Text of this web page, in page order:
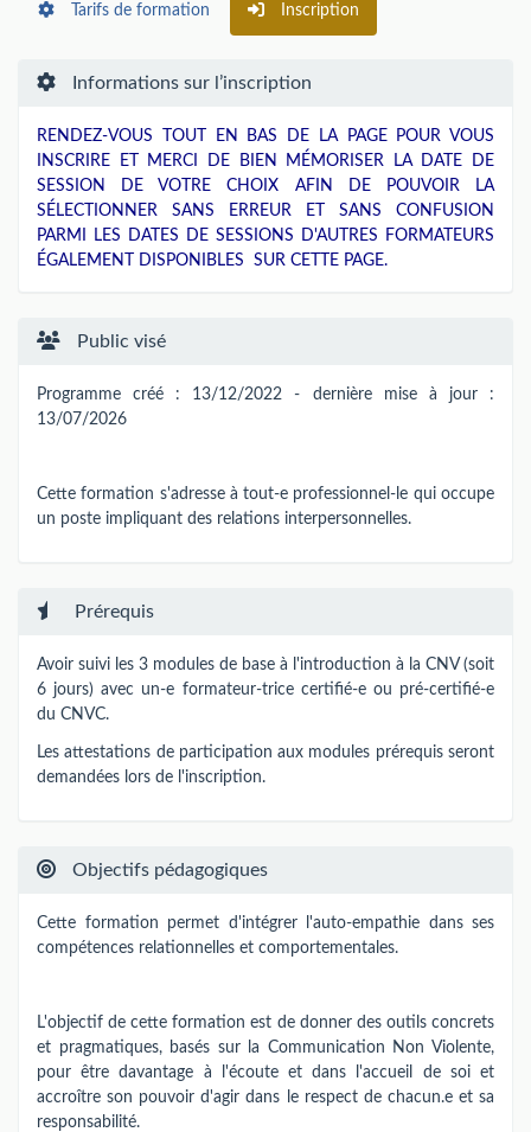
Tarifs de formation Inscription
Informations sur l’inscription
RENDEZ-VOUS TOUT EN BAS DE LA PAGE POUR VOUS
INSCRIRE ET MERCI DE BIEN MÉMORISER LA DATE DE
SESSION DE VOTRE CHOIX AFIN DE POUVOIR LA
SÉLECTIONNER SANS ERREUR ET SANS CONFUSION
PARMI LES DATES DE SESSIONS D'AUTRES FORMATEURS
ÉGALEMENT DISPONIBLES SUR CETTE PAGE.
Public visé
Programme créé : 13/12/2022 - dernière mise à jour :
13/07/2026
Cette formation s'adresse à tout-e professionnel-le qui occupe
un poste impliquant des relations interpersonnelles.
Prérequis
Avoir suivi les 3 modules de base à l'introduction à la CNV (soit
6 jours) avec un-e formateur-trice certifié-e ou pré-certifié-e
du CNVC.
Les attestations de participation aux modules prérequis seront
demandées lors de l'inscription.
Objectifs pédagogiques
Cette formation permet d'intégrer l'auto-empathie dans ses
compétences relationnelles et comportementales.
L'objectif de cette formation est de donner des outils concrets
et pragmatiques, basés sur la Communication Non Violente,
pour être davantage à l'écoute et dans l'accueil de soi et
accroître son pouvoir d'agir dans le respect de chacun.e et sa
responsabilité.